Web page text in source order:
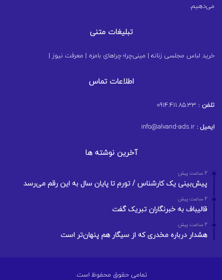
می‌دهیم.
تبلیغات متنی
خرید لباس مجلسی زنانه | مینی‌چرا؛ چراهای بامزه | معرفت نیوز |
اطلاعات تماس
تلفن :
ایمیل :
آخرین نوشته ها
2 ساعت پیش
پیش‌بینی یک کارشناس / تورم تا پایان سال به این رقم می‌رسد
2 ساعت پیش
قالیباف به خبرنگاران تبریک گفت
2 ساعت پیش
هشدار درباره مخدری که از سیگار هم پنهان‌تر است
تمامی حقوق محفوظ است.